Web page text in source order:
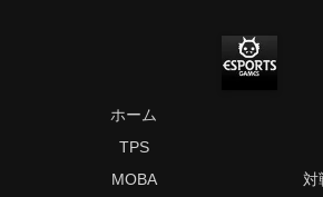
ホーム
TPS
MOBA
対